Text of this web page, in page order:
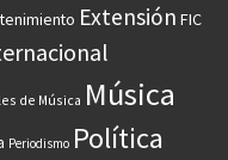
Extensión FIC
de Música Música
Periodismo Política